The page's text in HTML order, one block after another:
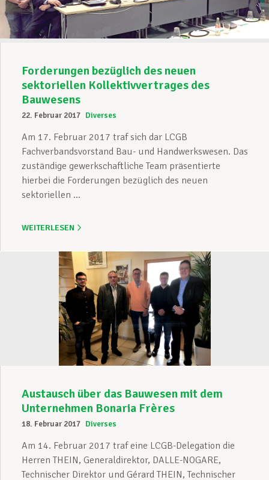
Forderungen bezüglich des neuen
sektoriellen Kollektivvertrages des
Bauwesens
22. Februar 2017 Diverses
Am 17. Februar 2017 traf sich dar LCGB
Fachverbandsvorstand Bau- und Handwerkswesen. Das
zuständige gewerkschaftliche Team präsentierte
hierbei die Forderungen bezüglich des neuen
sektoriellen ...
WEITERLESEN
Austausch über das Bauwesen mit dem
Unternehmen Bonaria Frères
18. Februar 2017 Diverses
Am 14. Februar 2017 traf eine LCGB-Delegation die
Herren THEIN, Generaldirektor, DALLE-NOGARE,
Technischer Direktor und Gérard THEIN, Technischer